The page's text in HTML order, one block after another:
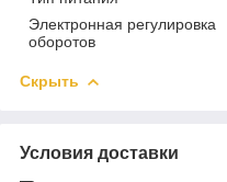
Электронная регулировка
оборотов
Скрыть
Условия доставки